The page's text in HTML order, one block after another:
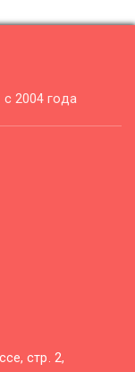
2004 года
стр. 2,